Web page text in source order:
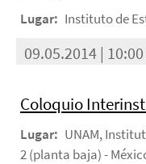
Lugar: Instituto de
09.05.2014 |
Coloquio
Lugar: UNAM,
2 (planta baja) -